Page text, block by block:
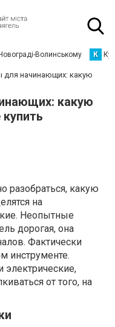
Волинському К
для начинающих: какую
какую
какую
на
Неопытные
дорогая, она
Фактически
инструменте.
электрические,
от того, на